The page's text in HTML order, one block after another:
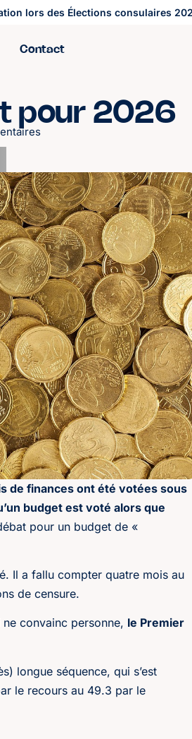
lors des Élections consulaires
Contact
pour 2026
de finances ont été votées sous
budget est voté alors que
pour un budget de «
Il a fallu compter quatre mois au
de censure.
convainc personne, le Premier
longue séquence, qui s’est
le recours au 49.3 par le